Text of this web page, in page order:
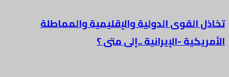
تخاذل القوى الدولية والإقليمية والمماطلة
الأمريكية -الإيرانية ..إلى متى ؟